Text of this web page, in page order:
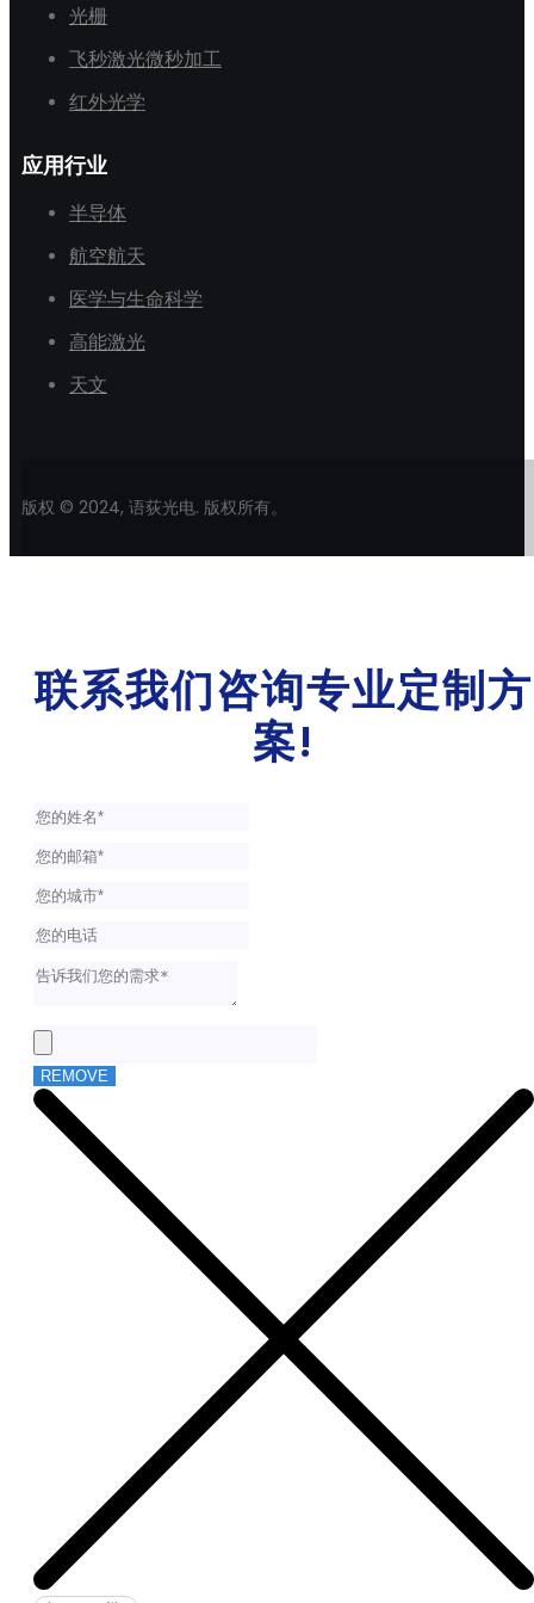
光栅
飞秒激光微秒加工
红外光学
应用行业
半导体
航空航天
医学与生命科学
高能激光
天文
版权 © 2024, 语荻光电. 版权所有。
联系我们咨询专业定制方
案!
REMOVE